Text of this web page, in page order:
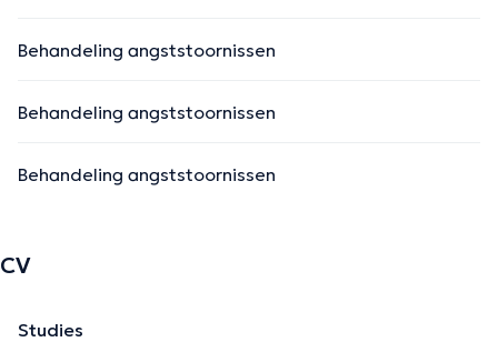
Behandeling angststoornissen
Behandeling angststoornissen
Behandeling angststoornissen
CV
Studies